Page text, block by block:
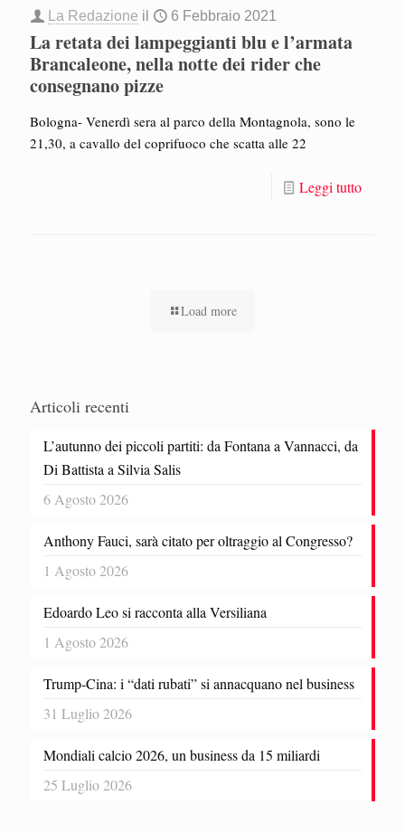
La Redazione il 6 Febbraio 2021
La retata dei lampeggianti blu e l’armata
Brancaleone, nella notte dei rider che
consegnano pizze
Bologna- Venerdì sera al parco della Montagnola, sono le
21,30, a cavallo del coprifuoco che scatta alle 22
Leggi tutto
Load more
Articoli recenti
L’autunno dei piccoli partiti: da Fontana a Vannacci, da
Di Battista a Silvia Salis
6 Agosto 2026
Anthony Fauci, sarà citato per oltraggio al Congresso?
1 Agosto 2026
Edoardo Leo si racconta alla Versiliana
1 Agosto 2026
Trump-Cina: i “dati rubati” si annacquano nel business
31 Luglio 2026
Mondiali calcio 2026, un business da 15 miliardi
25 Luglio 2026